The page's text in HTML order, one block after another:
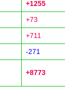
+1255
+73
+711
-271
+8773